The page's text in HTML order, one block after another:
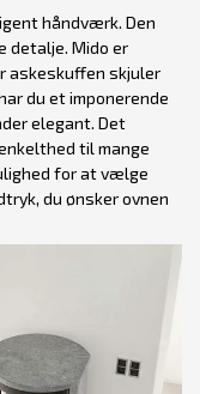
håndværk. Den
detalje. Mido er
askeskuffen skjuler
du et imponerende
elegant. Det
til mange
for at vælge
du ønsker ovnen